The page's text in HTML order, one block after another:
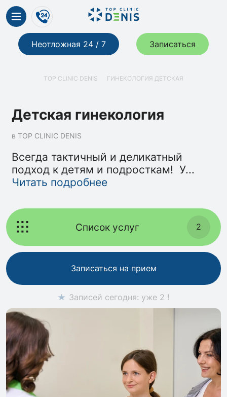
Неотложная 24 / 7 Записаться
TOP CLINIC DENIS ГИНЕКОЛОГИЯ ДЕТСКАЯ
Детская гинекология
в TOP CLINIC DENIS
Всегда тактичный и деликатный
подход к детям и подросткам! У...
Читать подробнее
Список услуг 2
Записаться на прием
Записей сегодня: уже 2 !